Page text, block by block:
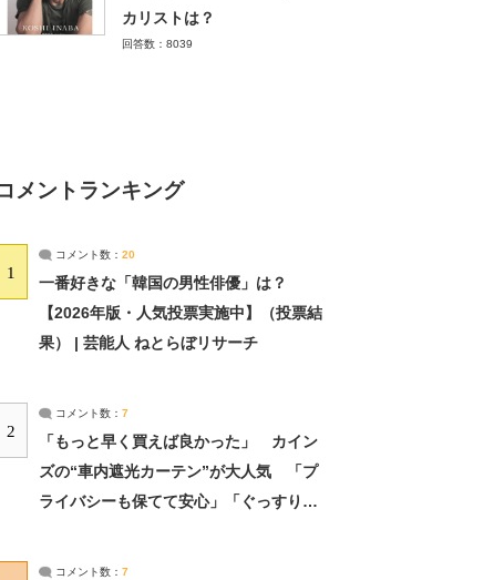
カリストは？
回答数：8039
メントランキング
1
コメント数： 20
一番好きな「韓国の男性俳優」は？
【2026年版・人気投票実施中】（投票結
果） | 芸能人 ねとらぼリサーチ
2
コメント数： 7
「もっと早く買えば良かった」 カイン
ズの“車内遮光カーテン”が大人気 「プ
ライバシーも保てて安心」「ぐっすり眠
コメント数： 7